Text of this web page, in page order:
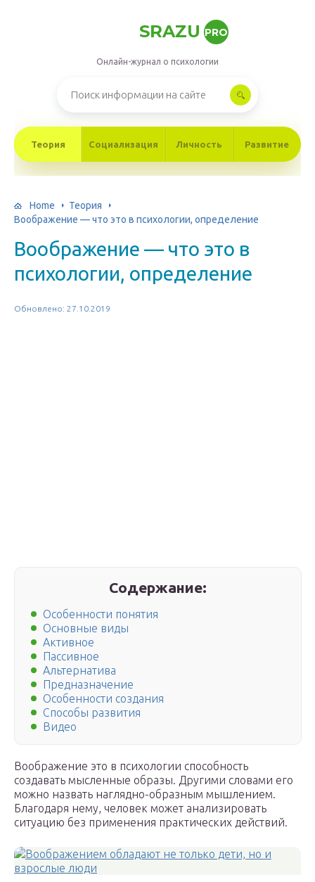
SRAZU PRO
Онлайн-журнал о психологии
Теория Социализация Личность Развитие
Home
Теория
Воображение — что это в психологии, определение
Воображение — что это в
психологии, определение
Обновлено: 27.10.2019
Содержание:
Особенности понятия
Основные виды
Активное
Пассивное
Альтернатива
Предназначение
Особенности создания
Способы развития
Видео
Воображение это в психологии способность
создавать мысленные образы. Другими словами его
можно назвать наглядно-образным мышлением.
Благодаря нему, человек может анализировать
ситуацию без применения практических действий.